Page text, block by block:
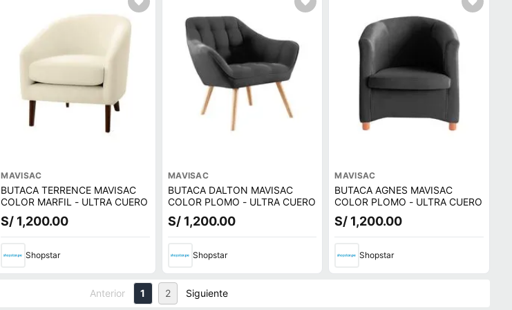
MAVISAC
BUTACA TERRENCE MAVISAC
COLOR MARFIL - ULTRA CUERO
S/ 1,200.00
Shopstar
MAVISAC
BUTACA DALTON MAVISAC
COLOR PLOMO - ULTRA CUERO
S/ 1,200.00
Shopstar
MAVISAC
BUTACA AGNES MAVISAC
COLOR PLOMO - ULTRA CUERO
S/ 1,200.00
Shopstar
Anterior 1 2 Siguiente